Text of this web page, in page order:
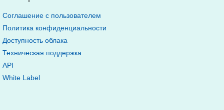
Соглашение с пользователем
Политика конфиденциальности
Доступность облака
Техническая поддержка
API
White Label